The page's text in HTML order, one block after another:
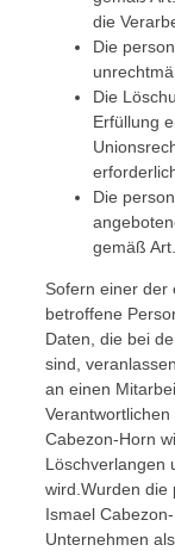
die
Die
Die
Erfüllung
Die
gemäß
Sofern einer der
betroffene
Daten, die bei
sind,
an einen
Cabezon-Horn
Löschverlangen
wird.Wurden die
Ismael
Unternehmen